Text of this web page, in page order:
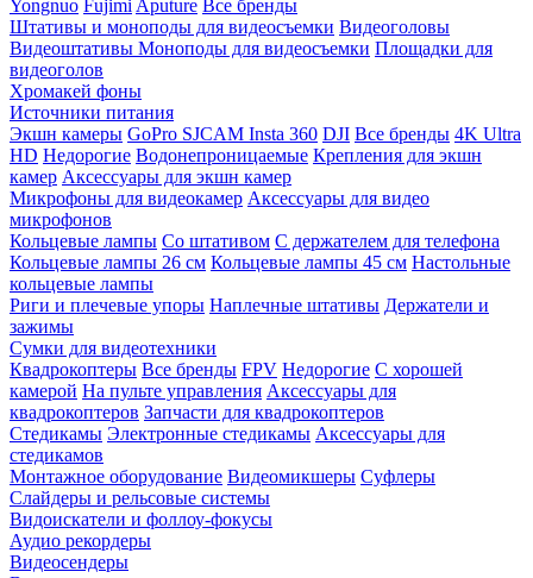
Yongnuo Fujimi Aputure Все бренды
Штативы и моноподы для видеосъемки Видеоголовы
Видеоштативы Моноподы для видеосъемки Площадки для
видеоголов
Хромакей фоны
Источники питания
Экшн камеры GoPro SJCAM Insta 360 DJI Все бренды 4K Ultra
HD Недорогие Водонепроницаемые Крепления для экшн
камер Аксессуары для экшн камер
Микрофоны для видеокамер Аксессуары для видео
микрофонов
Кольцевые лампы Со штативом C держателем для телефона
Кольцевые лампы 26 см Кольцевые лампы 45 см Настольные
кольцевые лампы
Риги и плечевые упоры Наплечные штативы Держатели и
зажимы
Сумки для видеотехники
Квадрокоптеры Все бренды FPV Недорогие С хорошей
камерой На пульте управления Аксессуары для
квадрокоптеров Запчасти для квадрокоптеров
Стедикамы Электронные стедикамы Аксессуары для
стедикамов
Монтажное оборудование Видеомикшеры Суфлеры
Слайдеры и рельсовые системы
Видоискатели и фоллоу-фокусы
Аудио рекордеры
Видеосендеры